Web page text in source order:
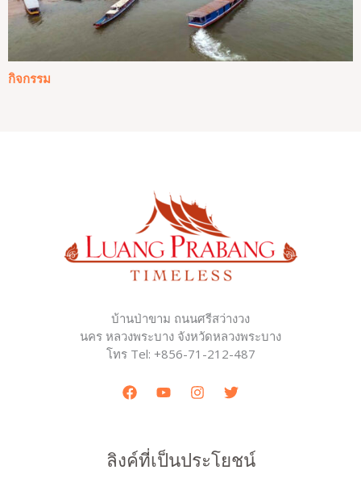
กิจกรรม
บ้านป่าขาม ถนนศรีสว่างวง
นคร หลวงพระบาง จังหวัดหลวงพระบาง
โทร Tel: +856-71-212-487
ลิงค์ที่เป็นประโยชน์